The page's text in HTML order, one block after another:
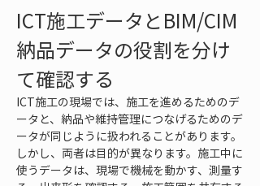
ICT施工データとBIM/CIM
納品データの役割を分け
て確認する
ICT施工の現場では、施工を進めるためのデ
ータと、納品や維持管理につなげるためのデ
ータが同じように扱われることがあります。
しかし、両者は目的が異なります。施工中に
使うデータは、現場で機械を動かす、測量す